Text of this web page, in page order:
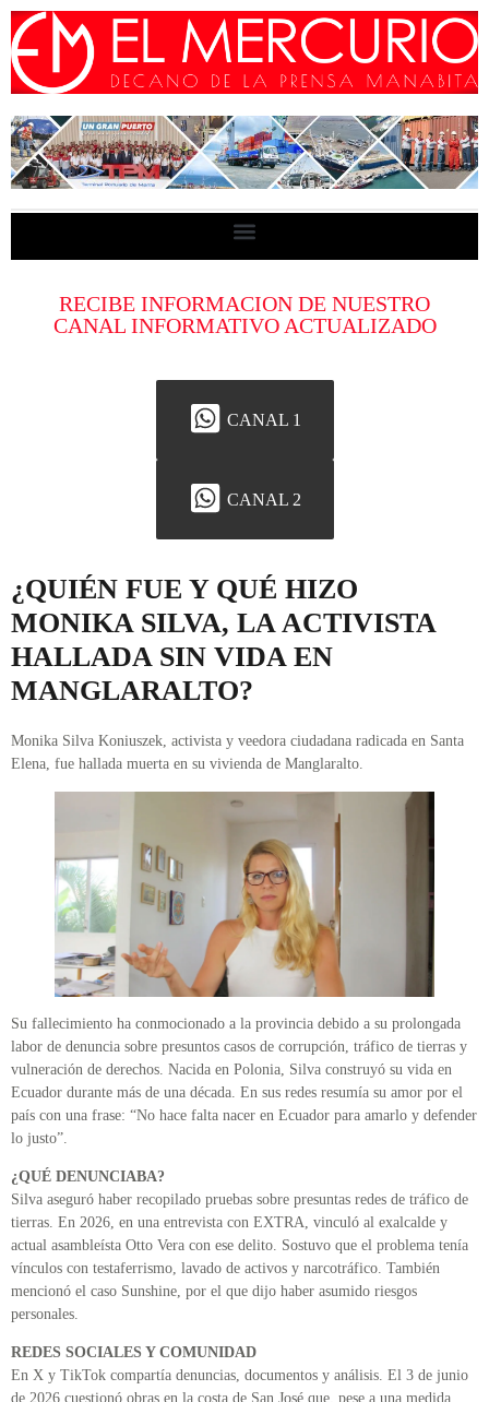
RECIBE INFORMACION DE NUESTRO
CANAL INFORMATIVO ACTUALIZADO
CANAL 1
CANAL 2
¿QUIÉN FUE Y QUÉ HIZO
MONIKA SILVA, LA ACTIVISTA
HALLADA SIN VIDA EN
MANGLARALTO?
Monika Silva Koniuszek, activista y veedora ciudadana radicada en Santa
Elena, fue hallada muerta en su vivienda de Manglaralto.
Su fallecimiento ha conmocionado a la provincia debido a su prolongada
labor de denuncia sobre presuntos casos de corrupción, tráfico de tierras y
vulneración de derechos. Nacida en Polonia, Silva construyó su vida en
Ecuador durante más de una década. En sus redes resumía su amor por el
país con una frase: “No hace falta nacer en Ecuador para amarlo y defender
lo justo”.
¿QUÉ DENUNCIABA?
Silva aseguró haber recopilado pruebas sobre presuntas redes de tráfico de
tierras. En 2026, en una entrevista con EXTRA, vinculó al exalcalde y
actual asambleísta Otto Vera con ese delito. Sostuvo que el problema tenía
vínculos con testaferrismo, lavado de activos y narcotráfico. También
mencionó el caso Sunshine, por el que dijo haber asumido riesgos
personales.
REDES SOCIALES Y COMUNIDAD
En X y TikTok compartía denuncias, documentos y análisis. El 3 de junio
de 2026 cuestionó obras en la costa de San José que, pese a una medida